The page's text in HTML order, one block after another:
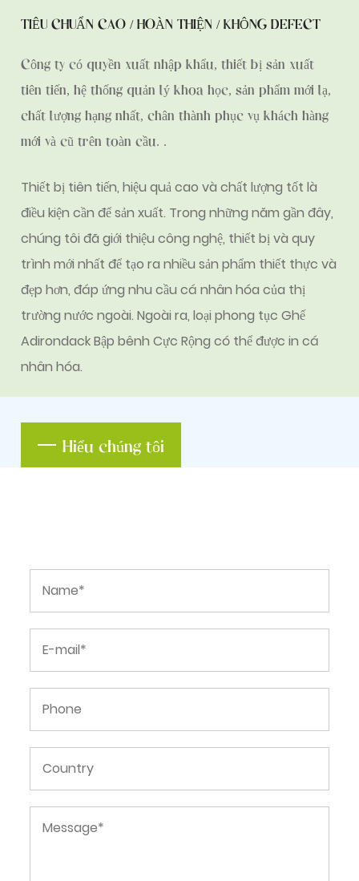
TIÊU CHUẨN CAO / HOÀN THIỆN / KHÔNG DEFECT
Công ty có quyền xuất nhập khẩu, thiết bị sản xuất
tiên tiến, hệ thống quản lý khoa học, sản phẩm mới lạ,
chất lượng hạng nhất, chân thành phục vụ khách hàng
mới và cũ trên toàn cầu. .
Thiết bị tiên tiến, hiệu quả cao và chất lượng tốt là
điều kiện cần để sản xuất. Trong những năm gần đây,
chúng tôi đã giới thiệu công nghệ, thiết bị và quy
trình mới nhất để tạo ra nhiều sản phẩm thiết thực và
đẹp hơn, đáp ứng nhu cầu cá nhân hóa của thị
trường nước ngoài. Ngoài ra, loạiphong tục Ghế
Adirondack Bập bênh Cực Rộng có thể được in cá
nhân hóa.
Hiểu chúng tôi